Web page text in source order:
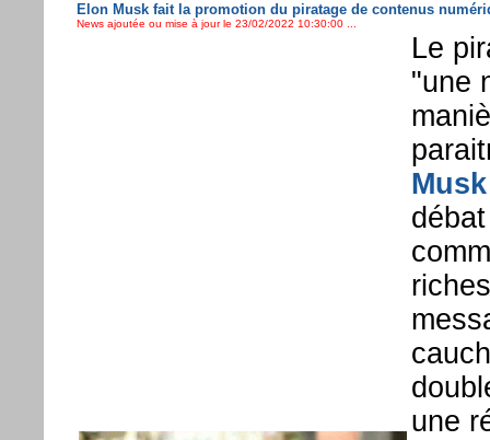
Elon Musk fait la promotion du piratage de contenus
News ajoutée ou mise à jour le 23/02/2022 10:30:00 ...
Le
"une
Musk
une